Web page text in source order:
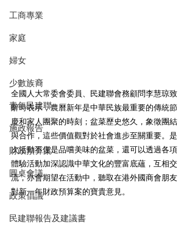
工商專業
家庭
婦女
少數族裔
青年民建聯
施政報告
財政預算案
圓桌會議
政策倡議
民建聯報告及建議書
全國人大常委會委員、民建聯會務顧問李慧琼致
辭時表示，農曆新年是中華民族最重要的傳統節
慶和家人團聚的時刻；盆菜歷史悠久，象徵團結
與合作，這些價值觀對於社會進步至關重要。是
次活動不僅是品嚐美味的盆菜，還可以透過各項
體驗活動加深認識中華文化的豐富底蘊，互相交
流，亦會期望在活動中，聽取在港外國商會朋友
對新一年財政預算案的寶貴意見。